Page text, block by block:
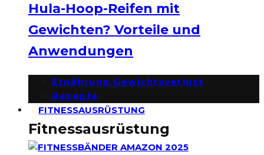
Hula-Hoop-Reifen mit
Gewichten? Vorteile und
Anwendungen
Ernährung Gewichtsverlust
Rezepte
FITNESSAUSRÜSTUNG
Fitnessausrüstung